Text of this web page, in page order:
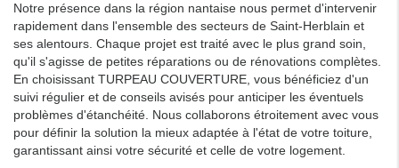
Notre présence dans la région nantaise nous permet d'intervenir
rapidement dans l'ensemble des secteurs de Saint-Herblain et
ses alentours. Chaque projet est traité avec le plus grand soin,
qu'il s'agisse de petites réparations ou de rénovations complètes.
En choisissant TURPEAU COUVERTURE, vous bénéficiez d'un
suivi régulier et de conseils avisés pour anticiper les éventuels
problèmes d'étanchéité. Nous collaborons étroitement avec vous
pour définir la solution la mieux adaptée à l'état de votre toiture,
garantissant ainsi votre sécurité et celle de votre logement.